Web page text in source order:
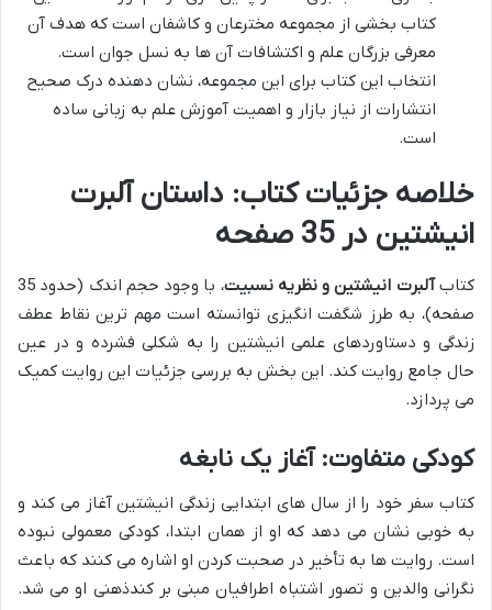
کتاب بخشی از مجموعه مخترعان و کاشفان است که هدف آن
معرفی بزرگان علم و اکتشافات آن ها به نسل جوان است.
انتخاب این کتاب برای این مجموعه، نشان دهنده درک صحیح
انتشارات از نیاز بازار و اهمیت آموزش علم به زبانی ساده
است.
خلاصه جزئیات کتاب: داستان آلبرت
انیشتین در 35 صفحه
کتابآلبرت انیشتین و نظریه نسبیت
، با وجود حجم اندک (حدود 35
صفحه)، به طرز شگفت انگیزی توانسته است مهم ترین نقاط عطف
زندگی و دستاوردهای علمی انیشتین را به شکلی فشرده و در عین
حال جامع روایت کند. این بخش به بررسی جزئیات این روایت کمیک
می پردازد.
کودکی متفاوت: آغاز یک نابغه
کتاب سفر خود را از سال های ابتدایی زندگی انیشتین آغاز می کند و
به خوبی نشان می دهد که او از همان ابتدا، کودکی معمولی نبوده
است. روایت ها به تأخیر در صحبت کردن او اشاره می کنند که باعث
نگرانی والدین و تصور اشتباه اطرافیان مبنی بر کندذهنی او می شد.